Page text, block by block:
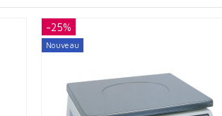
-25%
Nouveau